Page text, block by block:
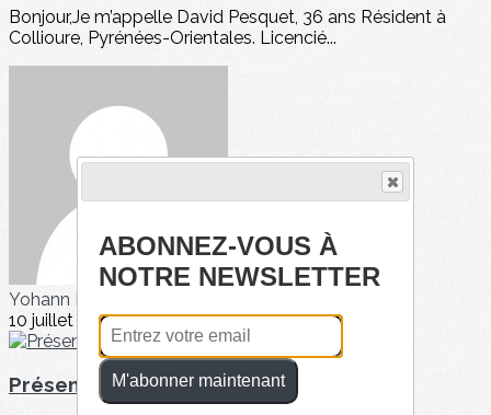
Bonjour,Je m’appelle David Pesquet, 36 ans Résident à
Collioure, Pyrénées-Orientales. Licencié...
Yohann PEREZ
10 juillet 2024
Présentation triathlète : Léa Cébrian
ABONNEZ-VOUS À
NOTRE NEWSLETTER
M'abonner maintenant